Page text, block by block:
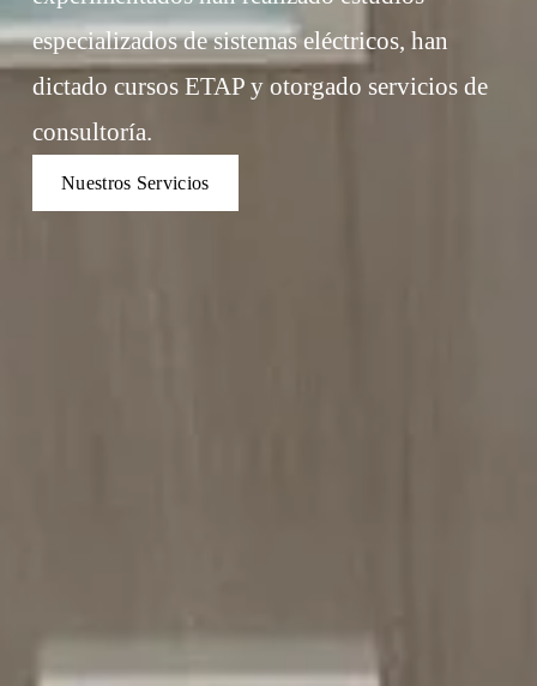
especializados de sistemas eléctricos, han
dictado cursos ETAP y otorgado servicios de
consultoría.
Nuestros Servicios